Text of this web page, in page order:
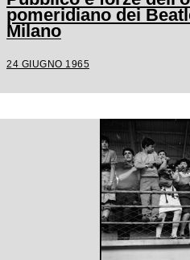
pomeridiano dei
Milano
24 GIUGNO 1965